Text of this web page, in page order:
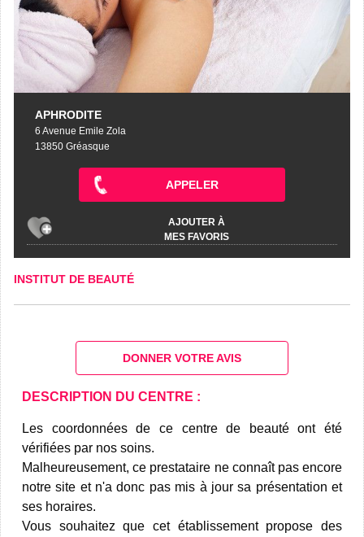
APHRODITE
6 Avenue Emile Zola
13850 Gréasque
APPELER
AJOUTER À
MES FAVORIS
INSTITUT DE BEAUTÉ
DONNER VOTRE AVIS
DESCRIPTION DU CENTRE :
Les coordonnées de ce centre de beauté ont été
vérifiées par nos soins.
Malheureusement, ce prestataire ne connaît pas encore
notre site et n'a donc pas mis à jour sa présentation et
ses horaires.
Vous souhaitez que cet établissement propose des